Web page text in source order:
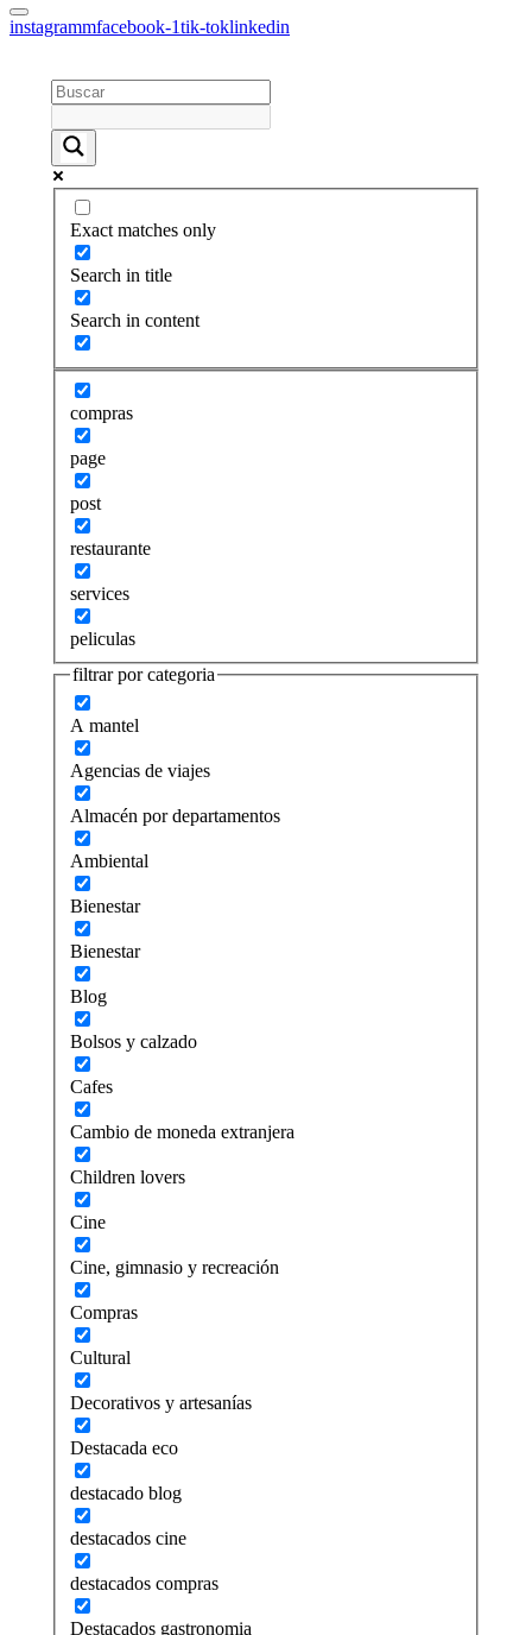
instagrammfacebook-1tik-toklinkedin
Exact matches only
Search in title
Search in content
compras
page
post
restaurante
services
peliculas
filtrar por categoria
A mantel
Agencias de viajes
Almacén por departamentos
Ambiental
Bienestar
Bienestar
Blog
Bolsos y calzado
Cafes
Cambio de moneda extranjera
Children lovers
Cine
Cine, gimnasio y recreación
Compras
Cultural
Decorativos y artesanías
Destacada eco
destacado blog
destacados cine
destacados compras
Destacados gastronomia